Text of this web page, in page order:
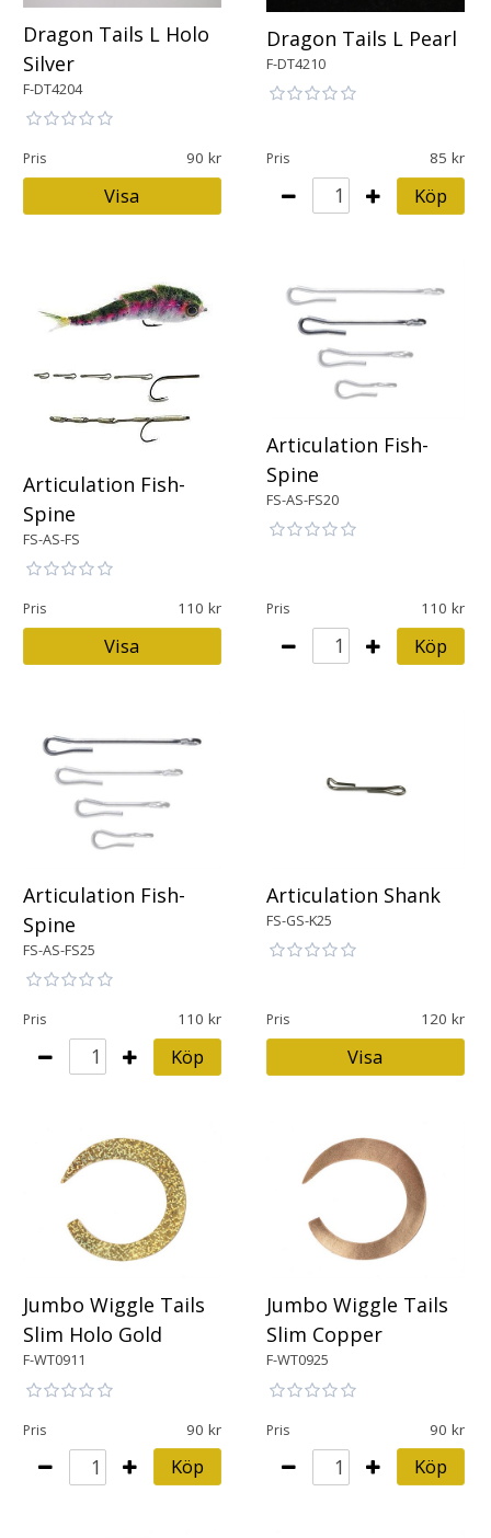
Dragon Tails L Holo
Silver
F-DT4204
Pris 90
Visa
Dragon Tails L Pearl
F-DT4210
Pris 85
Köp
Articulation Fish-
Spine
FS-AS-FS
Pris 110
Visa
Articulation Fish-
Spine
FS-AS-FS20
Pris 110
Köp
Articulation Fish-
Spine
FS-AS-FS25
Pris 110
Köp
Articulation Shank
FS-GS-K25
Pris 120
Visa
Jumbo Wiggle Tails
Slim Holo Gold
F-WT0911
Pris 90
Köp
Jumbo Wiggle Tails
Slim Copper
F-WT0925
Pris 90
Köp